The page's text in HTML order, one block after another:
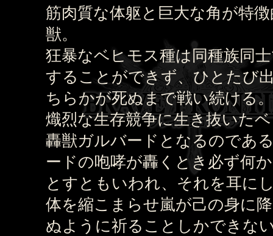
筋肉質な体躯と巨大な角が特
獣。
狂暴なベヒモス種は同種族同
することができず、ひとたび
ちらかが死ぬまで戦い続ける
熾烈な生存競争に生き抜いた
轟獣ガルバードとなるのであ
ードの咆哮が轟くとき必ず何
とすともいわれ、それを耳に
体を縮こまらせ嵐が己の身に
ぬように祈ることしかできな